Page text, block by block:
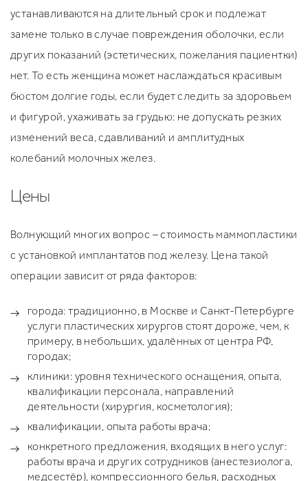
устанавливаются на длительный срок и подлежат
замене только в случае повреждения оболочки, если
других показаний (эстетических, пожелания пациентки)
нет. То есть женщина может наслаждаться красивым
бюстом долгие годы, если будет следить за здоровьем
и фигурой, ухаживать за грудью: не допускать резких
изменений веса, сдавливаний и амплитудных
колебаний молочных желез.
Цены
Волнующий многих вопрос – стоимость маммопластики
с установкой имплантатов под железу. Цена такой
операции зависит от ряда факторов:
города: традиционно, в Москве и Санкт-Петербурге
услуги пластических хирургов стоят дороже, чем, к
примеру, в небольших, удалённых от центра РФ,
городах;
клиники: уровня технического оснащения, опыта,
квалификации персонала, направлений
деятельности (хирургия, косметология);
квалификации, опыта работы врача;
конкретного предложения, входящих в него услуг:
работы врача и других сотрудников (анестезиолога,
медсестёр), компрессионного белья, расходных